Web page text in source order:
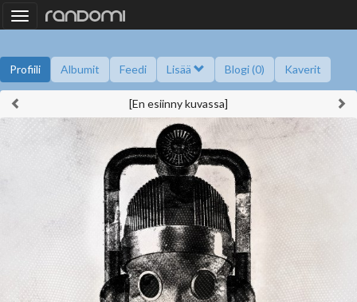
Toggle
navigation
Profiili Albumit Feedi Lisää Blogi (0) Kaverit
Kysy minulta Kaverikirja Gallupit Saavutukset
[En esiinny kuvassa]